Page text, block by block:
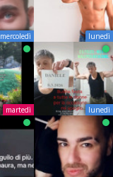
mercoledì lunedì
martedì lunedì